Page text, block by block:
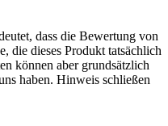
dass die Bewertung von
die dieses Produkt tatsächlich
können aber grundsätzlich
haben. Hinweis schließen